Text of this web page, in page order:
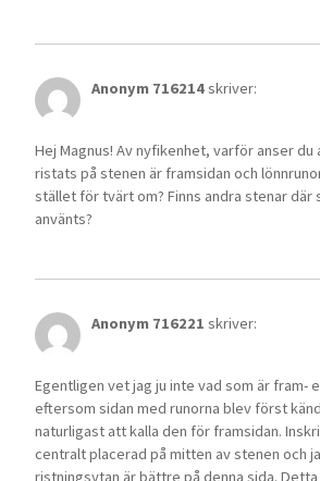
Anonym 716214skriver:
Hej Magnus! Av nyfikenhet, varför anser du
ristats på stenen är framsidan och
stället för tvärt om? Finns andra stenar där
använts?
Anonym 716221 skriver:
Egentligen vet jag ju inte vad som är fram-
eftersom sidan med runorna blev först
naturligast att kalla den för framsidan.
centralt placerad på mitten av stenen och
ristningsytan är bättre på denna sida.